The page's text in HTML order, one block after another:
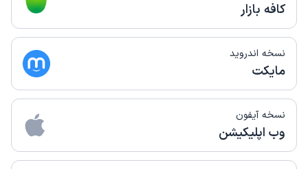
کافه بازار
نسخه اندروید
مایکت
نسخه آیفون
وب اپلیکیشن